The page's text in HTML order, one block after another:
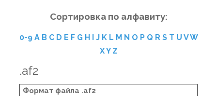
Сортировка по алфавиту:
0-9 A B C D E F G H I J K L M N O P Q R S T U VW
XY Z
.af2
Формат файла .af2